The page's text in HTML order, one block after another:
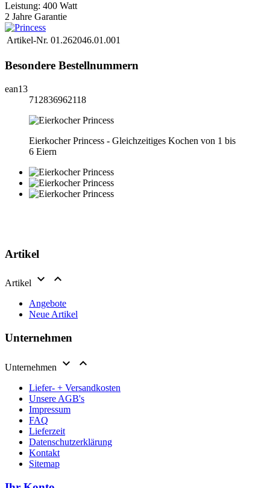
Leistung: 400 Watt
2 Jahre Garantie
Artikel-Nr. 01.262046.01.001
Besondere Bestellnummern
ean13
712836962118
Eierkocher Princess - Gleichzeitiges Kochen von 1 bis
6 Eiern
Artikel
Artikel  
Angebote
Neue Artikel
Unternehmen
Unternehmen  
Liefer- + Versandkosten
Unsere AGB's
Impressum
FAQ
Lieferzeit
Datenschutzerklärung
Kontakt
Sitemap